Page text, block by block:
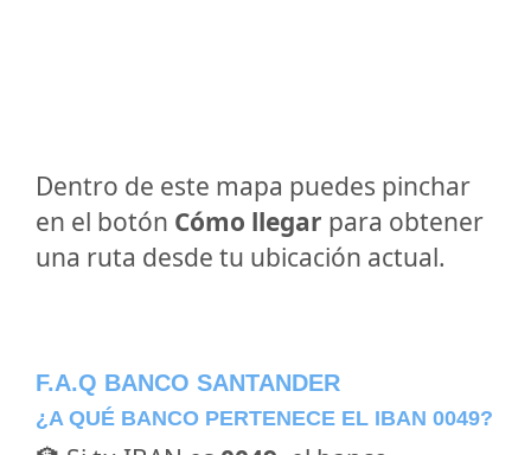
Dentro de este mapa puedes pinchar
en el botón Cómo llegar para obtener
una ruta desde tu ubicación actual.
F.A.Q BANCO SANTANDER
¿A QUÉ BANCO PERTENECE EL IBAN 0049?